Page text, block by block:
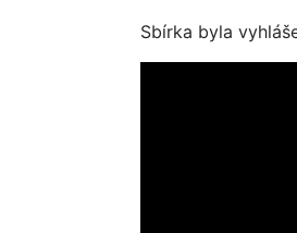
Sbírka byla